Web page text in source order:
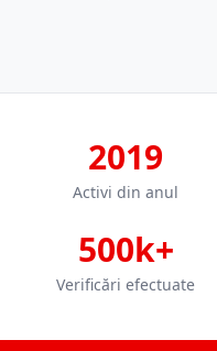
2019
Activi din anul
500k+
Verificări efectuate